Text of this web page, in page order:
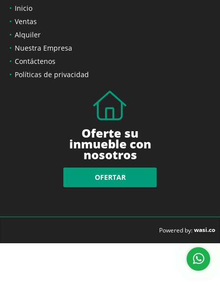
Inicio
Ventas
Alquiler
Nuestra Empresa
Contáctenos
Políticas de privacidad
Oferte su
inmueble con
nosotros
OFERTAR
Powered by:wasi.co